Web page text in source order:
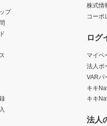
プ
株式情
コーポ
ログ
マイペ
法人ポ
VARパ
キキ
キキ
法人